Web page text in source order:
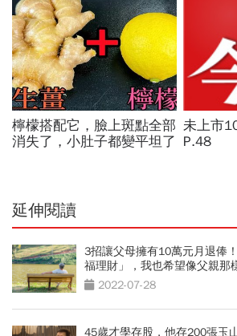
延伸閱讀
3招讓父母擁有10萬元月退俸
福理財」，我也希望像父親那
2022-07-28
45歲才學存股，他存200張玉